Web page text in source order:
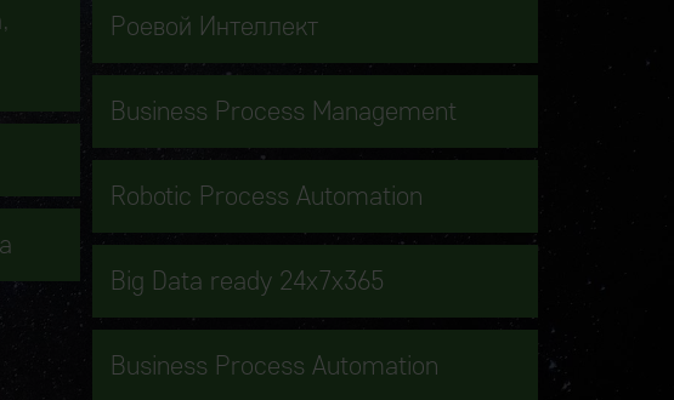
Роевой Интеллект
Business Process Management
Robotic Process Automation
Big Data ready 24x7x365
Business Process Automation